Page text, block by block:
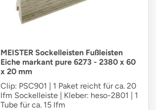
MEISTER Sockelleisten Fußleisten
Eiche markant pure 6273 - 2380 x 60
x 20 mm
Clip: PSC901 | 1 Paket reicht für ca. 20
lfm Sockelleiste | Kleber: heso-2801 | 1
Tube für ca. 15 lfm